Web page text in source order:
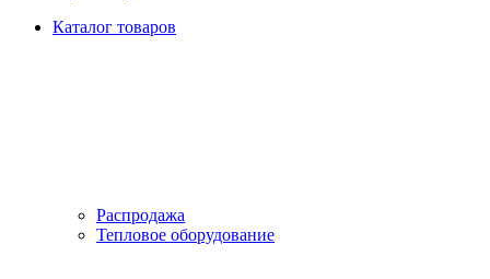
Каталог товаров
Распродажа
Тепловое оборудование